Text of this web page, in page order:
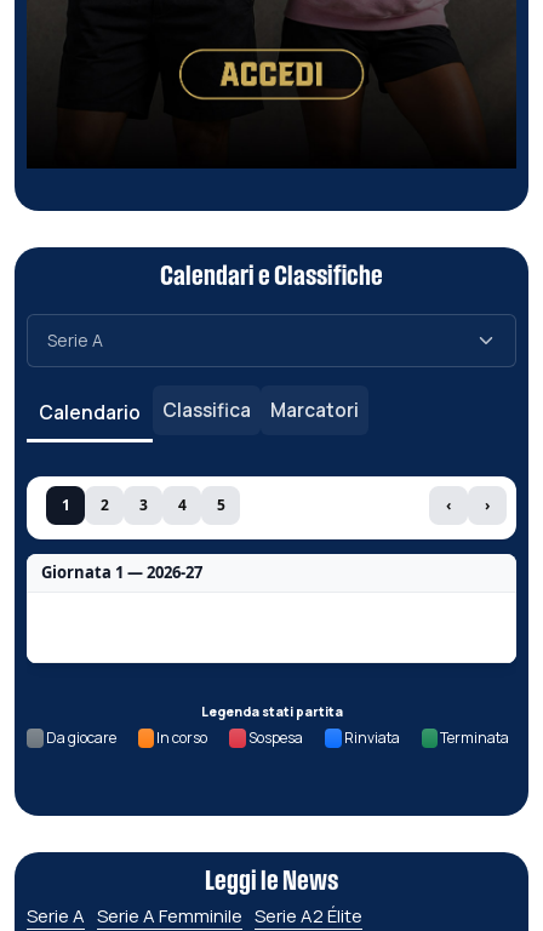
Calendari e Classifiche
Calendario Classifica Marcatori
1 2 3 4 5 ‹ ›
Giornata 1 — 2026-27
Legenda stati partita
Da giocare In corso Sospesa Rinviata Terminata
Leggi le News
Serie A Serie A Femminile Serie A2 Élite